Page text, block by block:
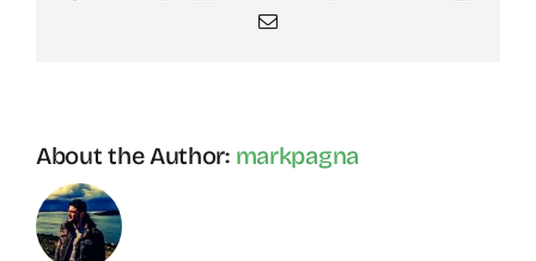
Email
About the Author: markpagna